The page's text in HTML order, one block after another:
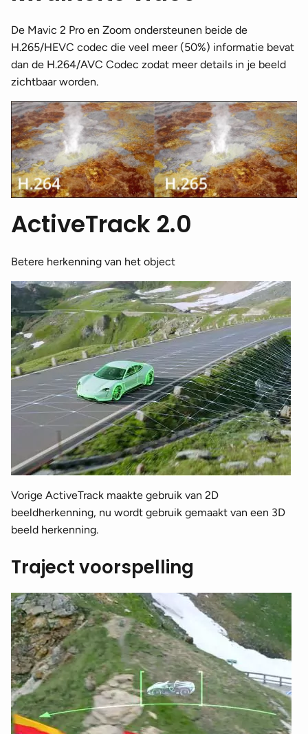
De Mavic 2 Pro en Zoom ondersteunen beide de
H.265/HEVC codec die veel meer (50%) informatie bevat
dan de H.264/AVC Codec zodat meer details in je beeld
zichtbaar worden.
ActiveTrack 2.0
Betere herkenning van het object
Vorige ActiveTrack maakte gebruik van 2D
beeldherkenning, nu wordt gebruik gemaakt van een 3D
beeld herkenning.
Traject voorspelling